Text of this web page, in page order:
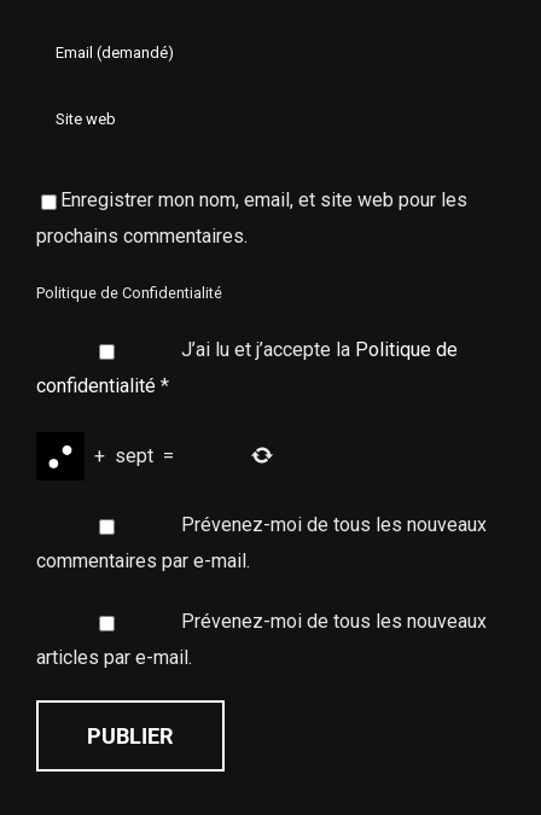
Enregistrer mon nom, email, et site web pour les
prochains commentaires.
Politique de Confidentialité
J’ai lu et j’accepte la Politique de
confidentialité *
+ sept =
Prévenez-moi de tous les nouveaux
commentaires par e-mail.
Prévenez-moi de tous les nouveaux
articles par e-mail.